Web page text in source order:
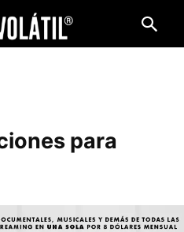
para